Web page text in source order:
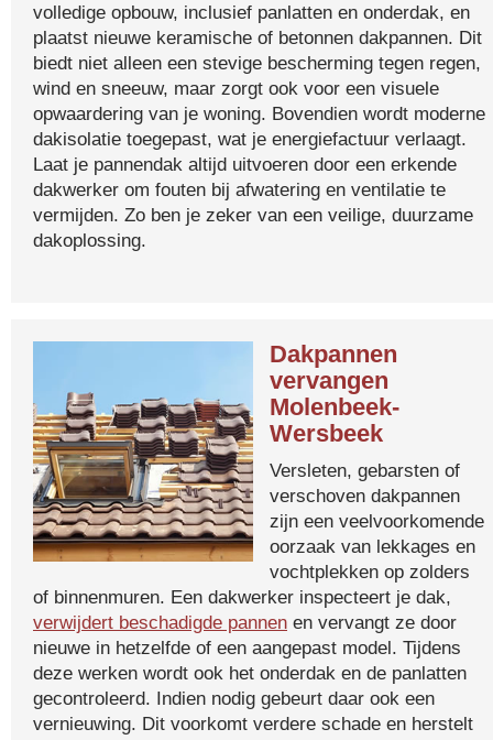
volledige opbouw, inclusief panlatten en onderdak, en
plaatst nieuwe keramische of betonnen dakpannen. Dit
biedt niet alleen een stevige bescherming tegen regen,
wind en sneeuw, maar zorgt ook voor een visuele
opwaardering van je woning. Bovendien wordt moderne
dakisolatie toegepast, wat je energiefactuur verlaagt.
Laat je pannendak altijd uitvoeren door een erkende
dakwerker om fouten bij afwatering en ventilatie te
vermijden. Zo ben je zeker van een veilige, duurzame
dakoplossing.
Dakpannen
vervangen
Molenbeek-
Wersbeek
Versleten, gebarsten of
verschoven dakpannen
zijn een veelvoorkomende
oorzaak van lekkages en
vochtplekken op zolders
of binnenmuren. Een dakwerker inspecteert je dak,
verwijdert beschadigde pannen en vervangt ze door
nieuwe in hetzelfde of een aangepast model. Tijdens
deze werken wordt ook het onderdak en de panlatten
gecontroleerd. Indien nodig gebeurt daar ook een
vernieuwing. Dit voorkomt verdere schade en herstelt